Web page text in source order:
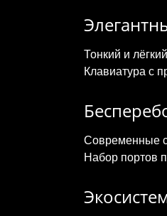
Тонкий и
Клавиатура с
Современные
Набор портов